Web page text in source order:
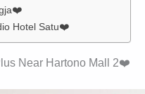
Hotel Satu❤️
Near Hartono Mall 2❤️